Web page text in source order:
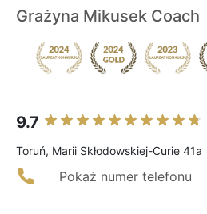
Grażyna Mikusek Coach
9.7
Toruń, Marii Skłodowskiej-Curie 41a
Pokaż numer telefonu